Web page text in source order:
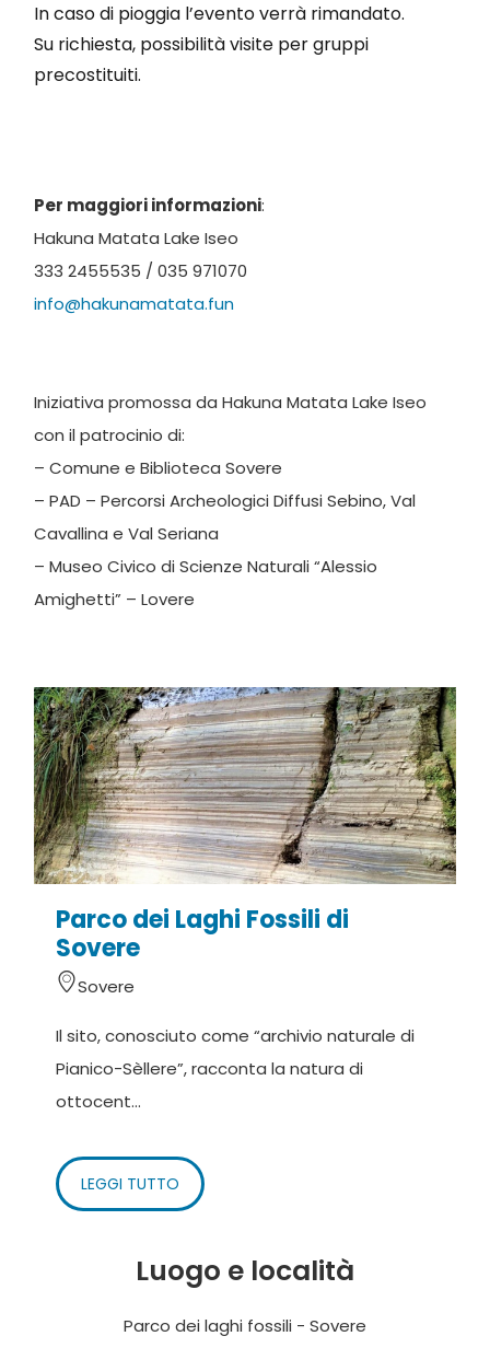
In caso di pioggia l’evento verrà rimandato.
Su richiesta, possibilità visite per gruppi
precostituiti.
Per maggiori informazioni:
Hakuna Matata Lake Iseo
333 2455535 / 035 971070
info@hakunamatata.fun
Iniziativa promossa da Hakuna Matata Lake Iseo
con il patrocinio di:
– Comune e Biblioteca Sovere
– PAD – Percorsi Archeologici Diffusi Sebino, Val
Cavallina e Val Seriana
– Museo Civico di Scienze Naturali “Alessio
Amighetti” – Lovere
Parco dei Laghi Fossili di
Sovere
Sovere
Il sito, conosciuto come “archivio naturale di
Pianico-Sèllere”, racconta la natura di
ottocent...
LEGGI TUTTO
Luogo e località
Parco dei laghi fossili - Sovere